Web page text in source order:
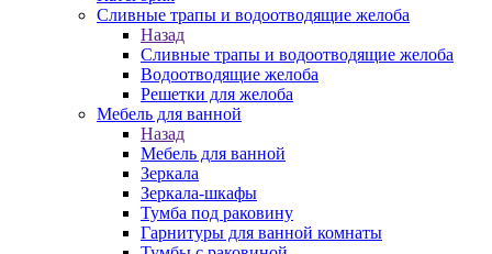
Cливные трапы и водоотводящие желоба
Назад
Cливные трапы и водоотводящие желоба
Водоотводящие желоба
Решетки для желоба
Мебель для ванной
Назад
Мебель для ванной
Зеркала
Зеркала-шкафы
Тумба под раковину
Гарнитуры для ванной комнаты